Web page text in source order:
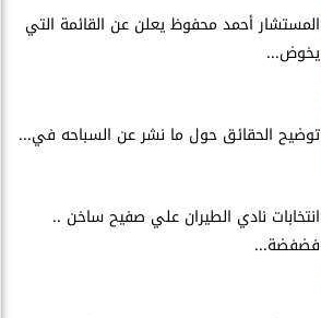
المستشار أحمد محفوظ يعلن عن القائمة التي
يخوض...
توضيح الحقائق حول ما نشر عن السباحه في...
انتخابات نادي الطيران علي صفيح ساخن ..
فضفضة...